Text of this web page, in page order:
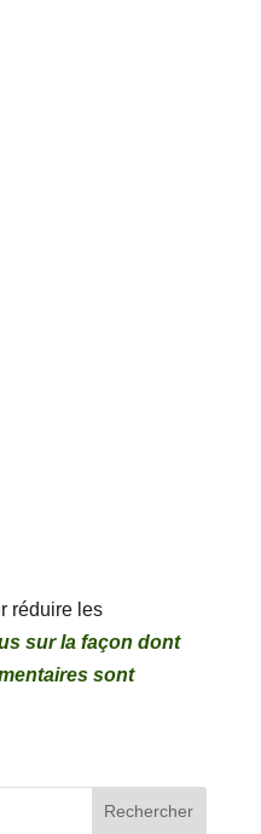
réduire les
sur la façon dont
sont